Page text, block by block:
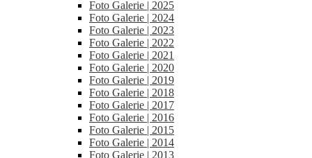
Foto Galerie | 2025
Foto Galerie | 2024
Foto Galerie | 2023
Foto Galerie | 2022
Foto Galerie | 2021
Foto Galerie | 2020
Foto Galerie | 2019
Foto Galerie | 2018
Foto Galerie | 2017
Foto Galerie | 2016
Foto Galerie | 2015
Foto Galerie | 2014
Foto Galerie | 2013